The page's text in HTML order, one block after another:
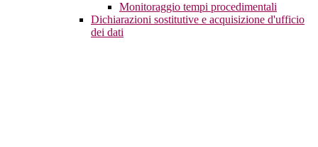
Monitoraggio tempi procedimentali
Dichiarazioni sostitutive e acquisizione d'ufficio
dei dati